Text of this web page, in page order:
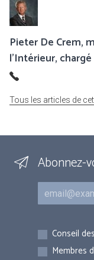
Pieter De Crem,
l’Intérieur,
Tous les articles de
Abonnez-
Courriel
Inscriptions
Conseil
Membres